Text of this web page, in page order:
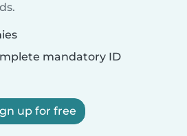
mandatory ID
up for free